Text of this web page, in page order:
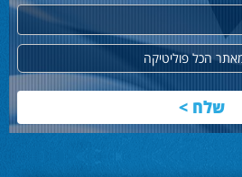
הכל פוליטיקה